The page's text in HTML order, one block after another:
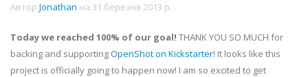
Автор Jonathan на 31 березня 2013 р. .
Today we reached 100% of our goal! THANK YOU SO MUCH for
backing and supportingOpenShot on Kickstarter! It looks like this
project is officially going to happen now! I am so excited to get